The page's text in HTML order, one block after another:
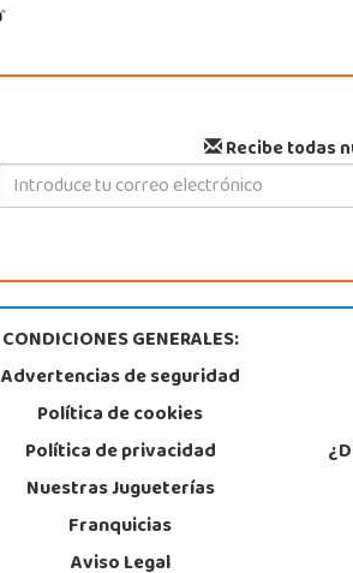
Recibe todas
CONDICIONES GENERALES:
Advertencias de seguridad
Política de cookies
Política de privacidad
Nuestras Jugueterías
Franquicias
Aviso Legal